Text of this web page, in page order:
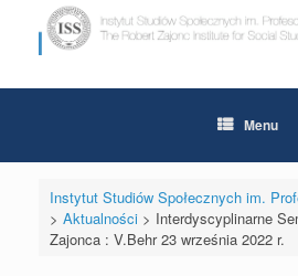
content
Menu
Instytut Studiów Społecznych im.
> Aktualności> Interdyscyplinarne
Zajonca : V.Behr 23 września 2022 r.